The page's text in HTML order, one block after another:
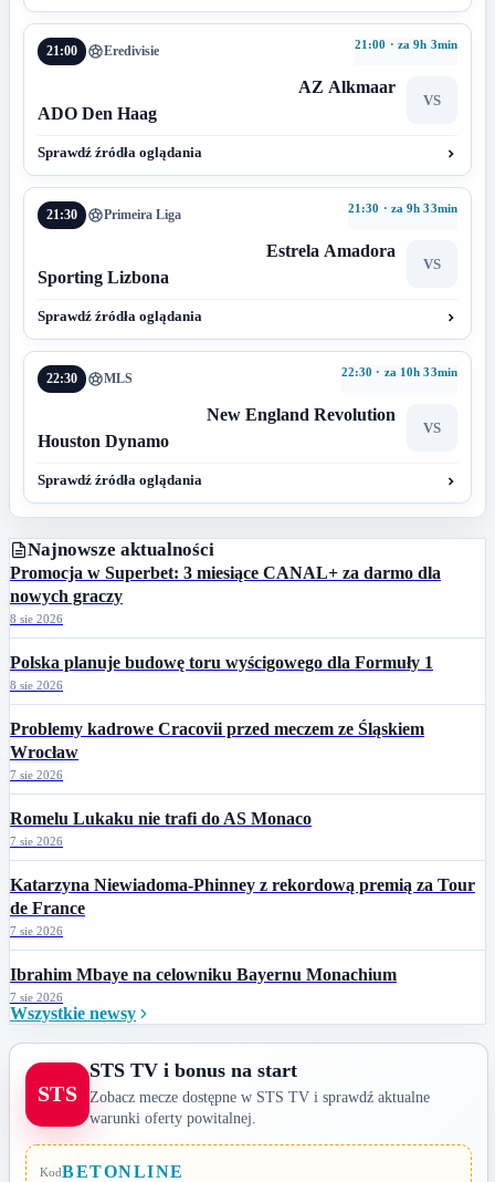
21:00 Eredivisie 21:00 · za 9h 3min
AZ Alkmaar
VS
ADO Den Haag
Sprawdź źródła oglądania
21:30 Primeira Liga 21:30 · za 9h 33min
Estrela Amadora
VS
Sporting Lizbona
Sprawdź źródła oglądania
22:30 MLS 22:30 · za 10h 33min
New England Revolution
VS
Houston Dynamo
Sprawdź źródła oglądania
Najnowsze aktualności
Promocja w Superbet: 3 miesiące CANAL+ za darmo dla
nowych graczy
8 sie 2026
Polska planuje budowę toru wyścigowego dla Formuły 1
8 sie 2026
Problemy kadrowe Cracovii przed meczem ze Śląskiem
Wrocław
7 sie 2026
Romelu Lukaku nie trafi do AS Monaco
7 sie 2026
Katarzyna Niewiadoma-Phinney z rekordową premią za Tour
de France
7 sie 2026
Ibrahim Mbaye na celowniku Bayernu Monachium
7 sie 2026
Wszystkie newsy
STS
STS TV i bonus na start
Zobacz mecze dostępne w STS TV i sprawdź aktualne
warunki oferty powitalnej.
KodBETONLINE